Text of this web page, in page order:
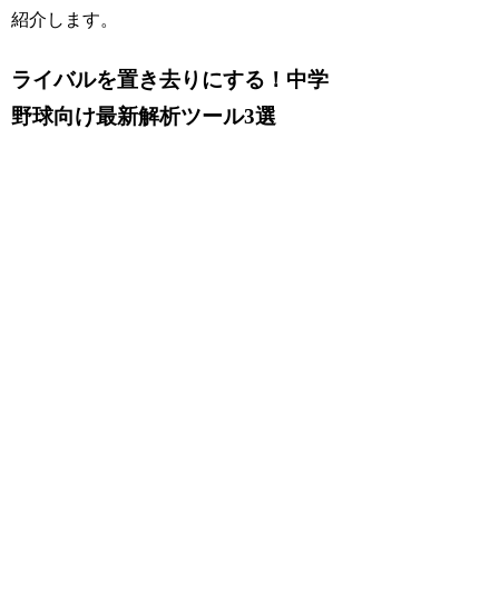
紹介します。
ライバルを置き去りにする！中学
野球向け最新解析ツール3選